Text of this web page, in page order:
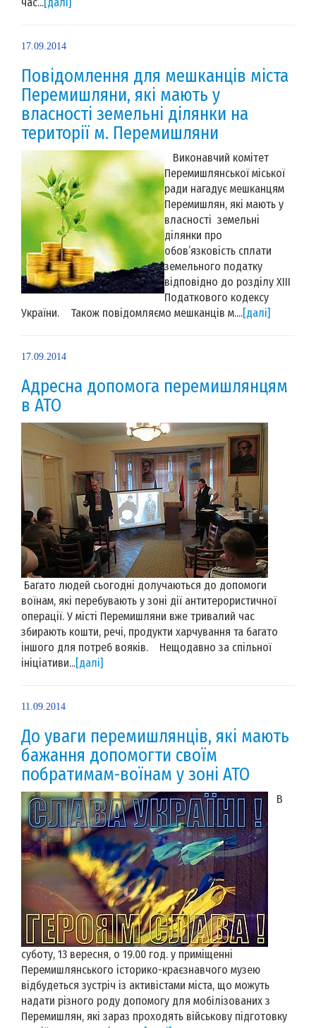
17.09.2014
Повідомлення для мешканців міста
Перемишляни, які мають у
власності земельні ділянки на
території м. Перемишляни
Виконавчий комітет
Перемишлянської міської
ради нагадує мешканцям
Перемишлян, які мають у
власності земельні
ділянки про
обов’язковість сплати
земельного податку
відповідно до розділу ХІІІ
Податкового кодексу
України. Також повідомляємо мешканців м....[далі]
17.09.2014
Адресна допомога перемишлянцям
в АТО
Багато людей сьогодні долучаються до допомоги
воїнам, які перебувають у зоні дії антитерористичної
операції. У місті Перемишляни вже тривалий час
збирають кошти, речі, продукти харчування та багато
іншого для потреб вояків. Нещодавно за спільної
ініціативи...[далі]
11.09.2014
До уваги перемишлянців, які мають
бажання допомогти своїм
побратимам-воїнам у зоні АТО
В
суботу, 13 вересня, о 19.00 год. у приміщенні
Перемишлянського історико-краєзнавчого музею
відбудеться зустріч із активістами міста, що можуть
надати різного роду допомогу для мобілізованих з
Перемишлян, які зараз проходять військову підготовку